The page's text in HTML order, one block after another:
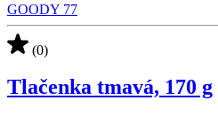
GOODY 77
(0)
Tlačenka tmavá, 170 g